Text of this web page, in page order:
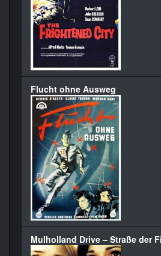
Flucht ohne Ausweg
Mulholland Drive – Straße der